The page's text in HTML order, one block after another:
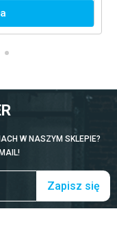
W NASZYM SKLEPIE?
Zapisz się